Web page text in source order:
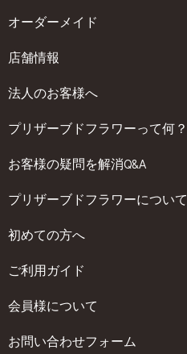
オーダーメイド
店舗情報
法人のお客様へ
プリザーブドフラワーって何？
お客様の疑問を解消Q&A
プリザーブドフラワーについて
初めての方へ
ご利用ガイド
会員様について
お問い合わせフォーム